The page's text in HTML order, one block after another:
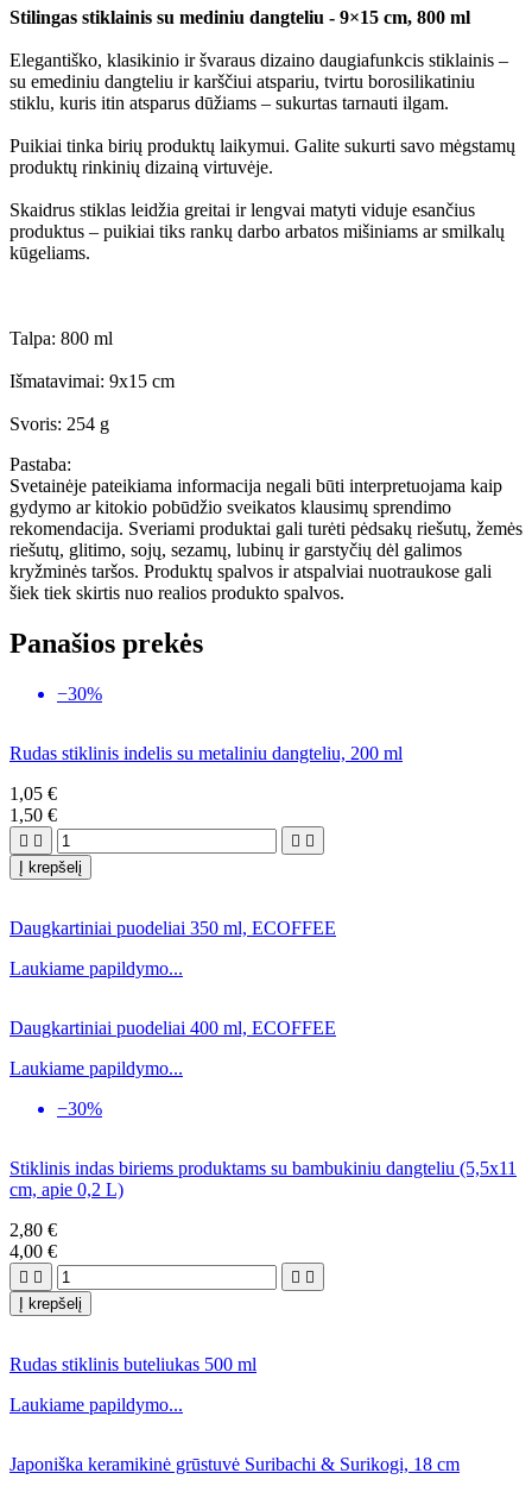
Stilingas stiklainis su mediniu dangteliu - 9×15 cm, 800 ml
Elegantiško, klasikinio ir švaraus dizaino daugiafunkcis stiklainis –
su emediniu dangteliu ir karščiui atspariu, tvirtu borosilikatiniu
stiklu, kuris itin atsparus dūžiams – sukurtas tarnauti ilgam.
Puikiai tinka birių produktų laikymui. Galite sukurti savo mėgstamų
produktų rinkinių dizainą virtuvėje.
Skaidrus stiklas leidžia greitai ir lengvai matyti viduje esančius
produktus – puikiai tiks rankų darbo arbatos mišiniams ar smilkalų
kūgeliams.
Talpa: 800 ml
Išmatavimai: 9x15 cm
Svoris: 254 g
Pastaba:
Svetainėje pateikiama informacija negali būti interpretuojama kaip
gydymo ar kitokio pobūdžio sveikatos klausimų sprendimo
rekomendacija. Sveriami produktai gali turėti pėdsakų riešutų, žemės
riešutų, glitimo, sojų, sezamų, lubinų ir garstyčių dėl galimos
kryžminės taršos. Produktų spalvos ir atspalviai nuotraukose gali
šiek tiek skirtis nuo realios produkto spalvos.
Panašios prekės
−30%
Rudas stiklinis indelis su metaliniu dangteliu, 200 ml
1,05 €
1,50 €
   
Į krepšelį
Daugkartiniai puodeliai 350 ml, ECOFFEE
Laukiame papildymo...
Daugkartiniai puodeliai 400 ml, ECOFFEE
Laukiame papildymo...
−30%
Stiklinis indas biriems produktams su bambukiniu dangteliu (5,5x11
cm, apie 0,2 L)
2,80 €
4,00 €
   
Į krepšelį
Rudas stiklinis buteliukas 500 ml
Laukiame papildymo...
Japoniška keramikinė grūstuvė Suribachi & Surikogi, 18 cm